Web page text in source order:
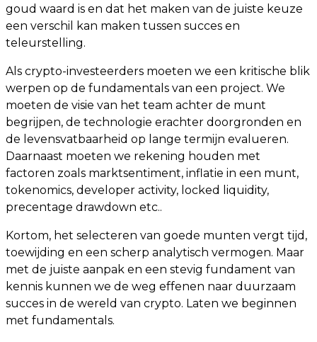
goud waard is en dat het maken van de juiste keuze
een verschil kan maken tussen succes en
teleurstelling.
Als crypto-investeerders moeten we een kritische blik
werpen op de fundamentals van een project. We
moeten de visie van het team achter de munt
begrijpen, de technologie erachter doorgronden en
de levensvatbaarheid op lange termijn evalueren.
Daarnaast moeten we rekening houden met
factoren zoals marktsentiment, inflatie in een munt,
tokenomics, developer activity, locked liquidity,
precentage drawdown etc..
Kortom, het selecteren van goede munten vergt tijd,
toewijding en een scherp analytisch vermogen. Maar
met de juiste aanpak en een stevig fundament van
kennis kunnen we de weg effenen naar duurzaam
succes in de wereld van crypto. Laten we beginnen
met fundamentals.